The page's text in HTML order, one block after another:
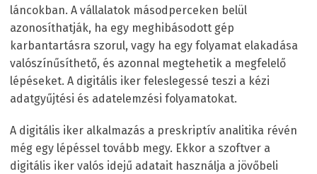
láncokban. A vállalatok másodperceken belül
azonosíthatják, ha egy meghibásodott gép
karbantartásra szorul, vagy ha egy folyamat elakadása
valószínűsíthető, és azonnal megtehetik a megfelelő
lépéseket. A digitális iker feleslegessé teszi a kézi
adatgyűjtési és adatelemzési folyamatokat.
A digitális iker alkalmazás a preskriptív analitika révén
még egy lépéssel tovább megy. Ekkor a szoftver a
digitális iker valós idejű adatait használja a jövőbeli